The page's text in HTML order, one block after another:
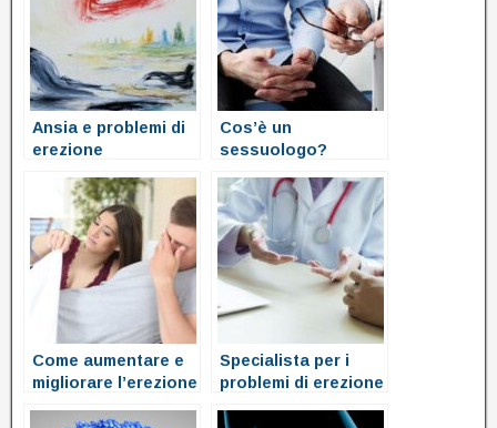
Ansia e problemi di
erezione
Cos’è un
sessuologo?
Come aumentare e
migliorare l’erezione
Specialista per i
problemi di erezione